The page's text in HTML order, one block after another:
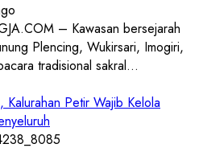
– Kawasan bersejarah
Plencing, Wukirsari, Imogiri,
tradisional sakral...
Petir Wajib Kelola